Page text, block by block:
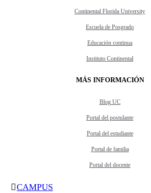
Continental Florida University
Escuela de Posgrado
Educación continua
Instituto Continental
MÁS INFORMACIÓN
Blog UC
Portal del postulante
Portal del estudiante
Portal de familia
Portal del docente
CAMPUS